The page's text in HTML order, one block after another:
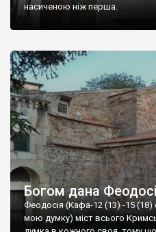
насиченою ніж перша.
Богом дана
Феодосія (Кафа-12 (13) -15 (18)
мою думку) міст всього